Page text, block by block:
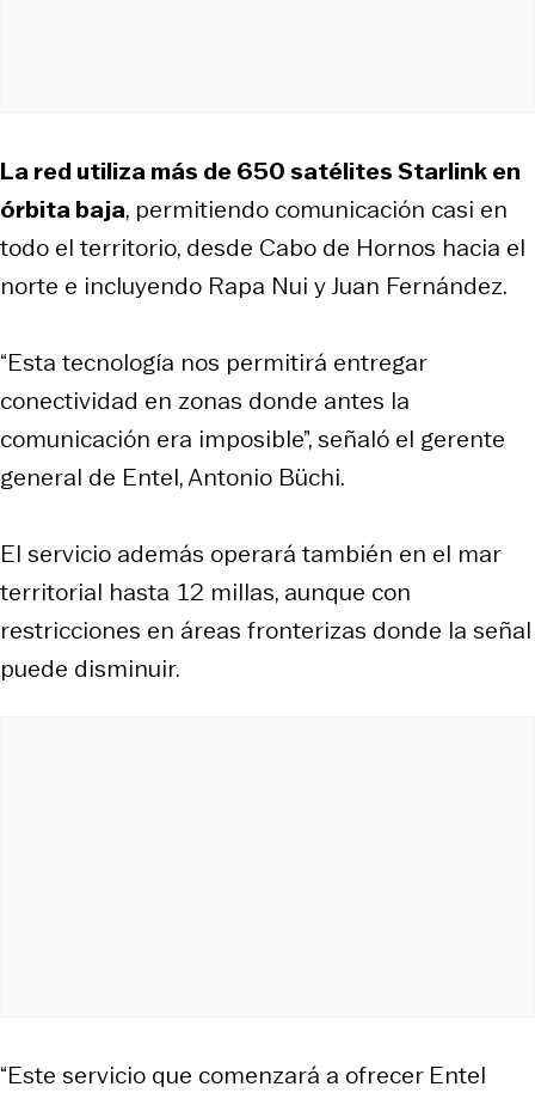
La red utiliza más de 650 satélites Starlink en
órbita baja, permitiendo comunicación casi en
todo el territorio, desde Cabo de Hornos hacia el
norte e incluyendo Rapa Nui y Juan Fernández.
“Esta tecnología nos permitirá entregar
conectividad en zonas donde antes la
comunicación era imposible”, señaló el gerente
general de Entel, Antonio Büchi.
El servicio además operará también en el mar
territorial hasta 12 millas, aunque con
restricciones en áreas fronterizas donde la señal
puede disminuir.
“Este servicio que comenzará a ofrecer Entel